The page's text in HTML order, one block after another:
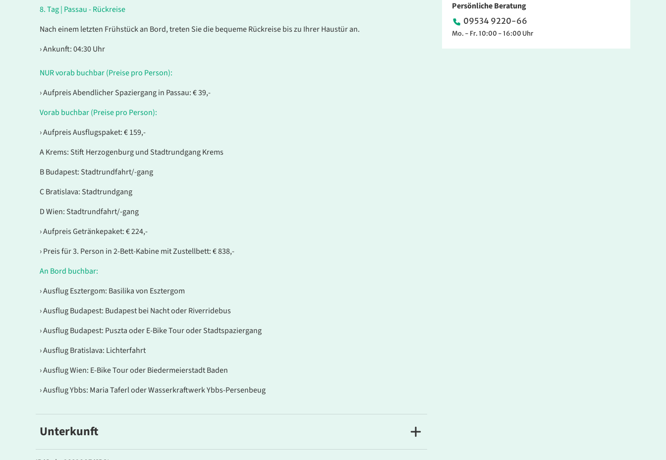
8.Tag | Passau - Rückreise
Nach einem letzten Frühstück an Bord, treten Sie die bequeme Rückreise bis zu Ihrer Haustür an.
› Ankunft: 04:30 Uhr
NUR vorab buchbar (Preise pro Person):
› Aufpreis Abendlicher Spaziergang in Passau: € 39,-
Vorab buchbar (Preise pro Person):
› Aufpreis Ausflugspaket: € 159,-
A Krems: Stift Herzogenburg und Stadtrundgang Krems
B Budapest: Stadtrundfahrt/-gang
C Bratislava: Stadtrundgang
D Wien: Stadtrundfahrt/-gang
› Aufpreis Getränkepaket: € 224,-
› Preis für 3. Person in 2-Bett-Kabine mit Zustellbett: € 838,-
An Bord buchbar:
› Ausflug Esztergom: Basilika von Esztergom
› Ausflug Budapest: Budapest bei Nacht oder Riverridebus
› Ausflug Budapest: Puszta oder E-Bike Tour oder Stadtspaziergang
› Ausflug Bratislava: Lichterfahrt
› Ausflug Wien: E-Bike Tour oder Biedermeierstadt Baden
› Ausflug Ybbs: Maria Taferl oder Wasserkraftwerk Ybbs-Persenbeug
Unterkunft
BOLERO
Persönliche Beratung
09534 9220-66
Mo. - Fr. 10:00 - 16:00 Uhr